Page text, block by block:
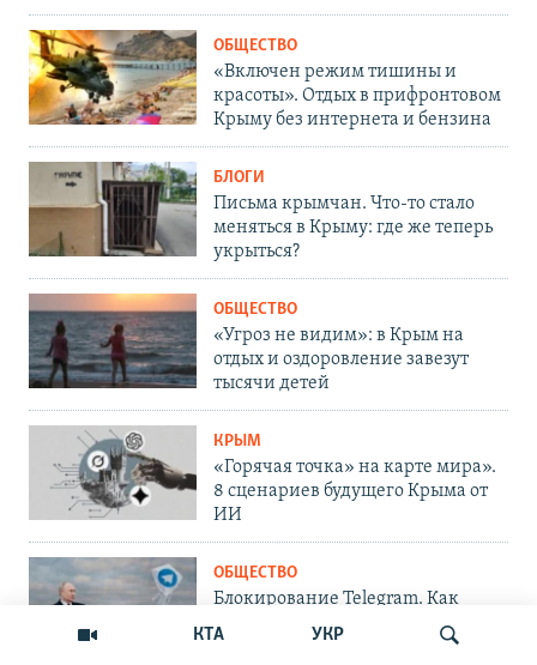
КТА УКР
ОБЩЕСТВО
«Включен режим тишины и
красоты». Отдых в прифронтовом
Крыму без интернета и бензина
БЛОГИ
Письма крымчан. Что-то стало
меняться в Крыму: где же теперь
укрыться?
ОБЩЕСТВО
«Угроз не видим»: в Крым на
отдых и оздоровление завезут
тысячи детей
КРЫМ
«Горячая точка» на карте мира».
8 сценариев будущего Крыма от
ИИ
ОБЩЕСТВО
Блокирование Telegram. Как
решить проблему крымчанам